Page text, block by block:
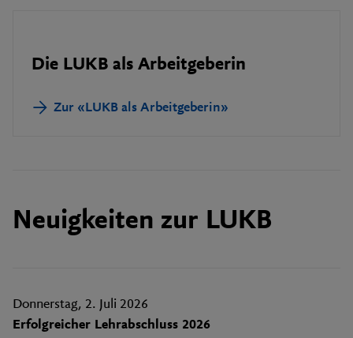
Die LUKB als Arbeitgeberin
Zur «LUKB als Arbeitgeberin»
Neuigkeiten zur LUKB
Donnerstag, 2. Juli 2026
Erfolgreicher Lehrabschluss 2026